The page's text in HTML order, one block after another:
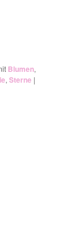
Blumen,
,Sterne |